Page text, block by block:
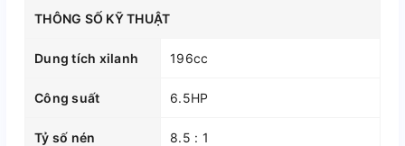
THÔNG SỐ KỸ THUẬT
Dung tích xilanh 196cc
Công suất 6.5HP
Tỷ số nén 8.5 : 1